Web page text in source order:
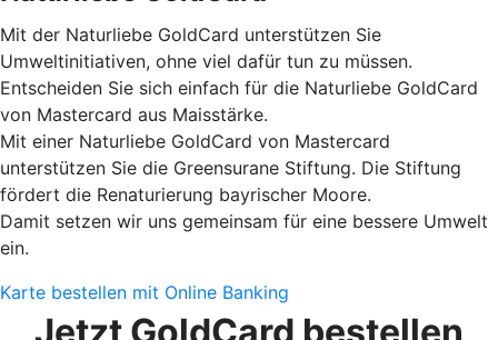
Mit der Naturliebe GoldCard unterstützen Sie
Umweltinitiativen, ohne viel dafür tun zu müssen.
Entscheiden Sie sich einfach für die Naturliebe GoldCard
von Mastercard aus Maisstärke.
Mit einer Naturliebe GoldCard von Mastercard
unterstützen Sie die Greensurane Stiftung. Die Stiftung
fördert die Renaturierung bayrischer Moore.
Damit setzen wir uns gemeinsam für eine bessere Umwelt
ein.
Karte bestellen mit Online Banking
Jetzt GoldCard bestellen